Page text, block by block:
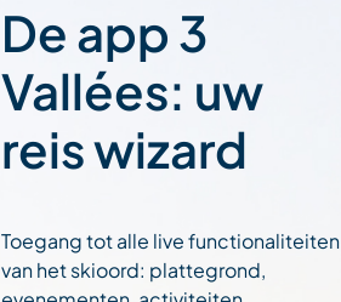
De app 3
Vallées: uw
reis wizard
Toegang tot alle live functionaliteiten
van het skioord: plattegrond,